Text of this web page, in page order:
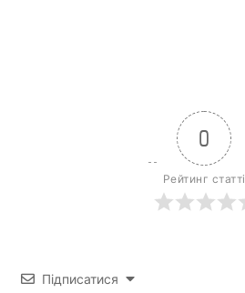
0
Рейтинг статті
Підписатися